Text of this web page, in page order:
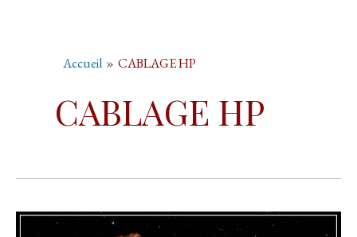
Accueil CABLAGE HP
CABLAGE HP